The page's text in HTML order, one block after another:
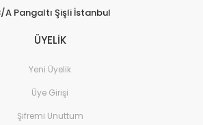
A Pangaltı Şişli İstanbul
ÜYELİK
Yeni Üyelik
Üye Girişi
Şifremi Unuttum